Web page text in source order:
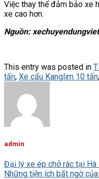
Việc thay thế đảm bảo xe
xe cao hơn.
Nguồn:
This entry was posted in
tấn, Xe cẩu Kanglim 10 tấn,
admin
Đại lý xe ép chở rác tại Hà
Những tiện ích bất ngờ